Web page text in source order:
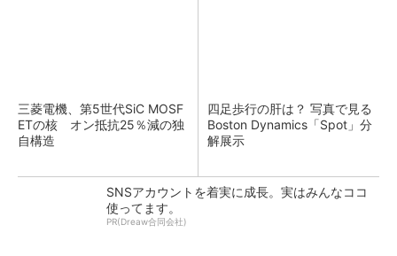
三菱電機、第5世代SiC MOSF
ETの核 オン抵抗25％減の独
自構造
四足歩行の肝は？ 写真で見る
Boston Dynamics「Spot」分
解展示
SNSアカウントを着実に成長。実はみんなココ
使ってます。
PR(Dreaw合同会社)